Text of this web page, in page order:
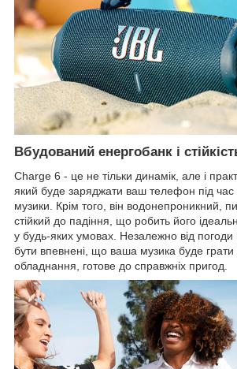
Вбудований енергобанк і
Charge 6 - це не тільки динамік, але і
який буде заряджати ваш телефон під час
музики. Крім того, він водонепроникний,
стійкий до падіння, що робить його
у будь-яких умовах. Незалежно від погоди
бути впевнені, що ваша музика буде
обладнання, готове до справжніх пригод.